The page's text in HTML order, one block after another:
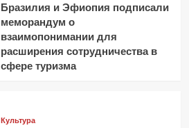
Бразилия и Эфиопия подписали
меморандум о
взаимопонимании для
расширения сотрудничества в
сфере туризма
Культура